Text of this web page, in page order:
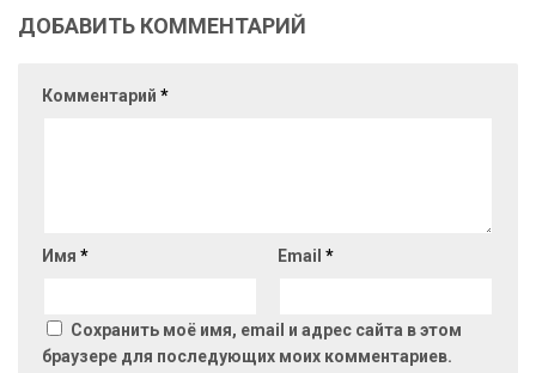
ДОБАВИТЬ КОММЕНТАРИЙ
Комментарий *
Имя * Email *
Сохранить моё имя, email и адрес сайта в этом
браузере для последующих моих комментариев.